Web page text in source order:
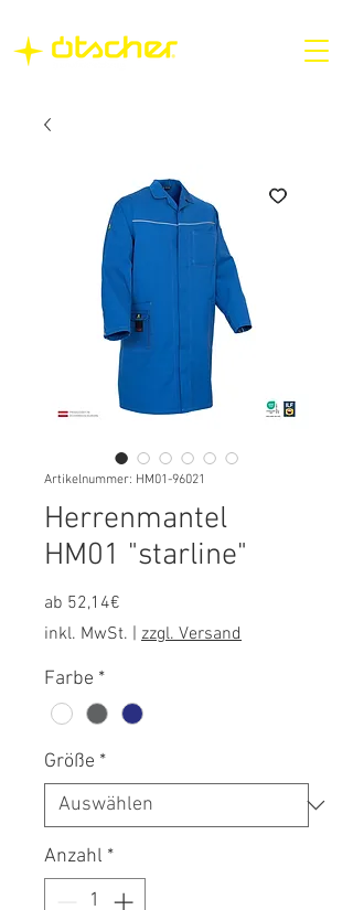
Artikelnummer: HM01-96021
Herrenmantel
HM01 "starline"
ab 52,14€
Preis
inkl. MwSt. zzgl. Versand
Farbe *
Größe *
Anzahl *